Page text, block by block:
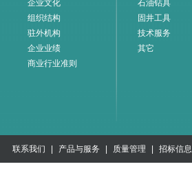
企业文化
组织结构
驻外机构
企业业绩
商业行业准则
石油钻具
固井工具
技术服务
其它
联系我们 产品与服务 质量管理 招标信息